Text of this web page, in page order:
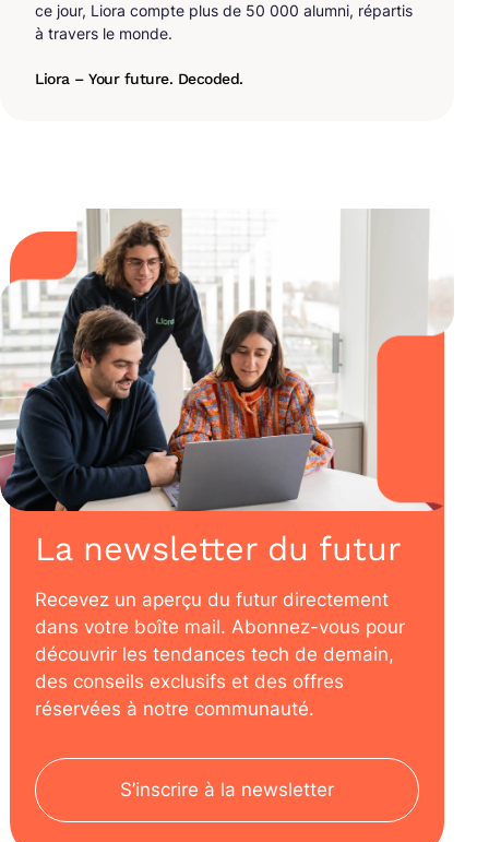
ce jour, Liora compte plus de 50 000 alumni, répartis
à travers le monde.
Liora – Your future. Decoded.
La newsletter du futur
Recevez un aperçu du futur directement
dans votre boîte mail. Abonnez-vous pour
découvrir les tendances tech de demain,
des conseils exclusifs et des offres
réservées à notre communauté.
S’inscrire à la newsletter